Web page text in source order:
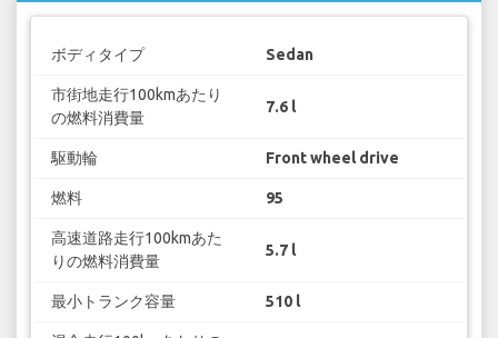
ボディタイプ Sedan
市街地走行100kmあたり
の燃料消費量
7.6 l
駆動輪 Front wheel drive
燃料 95
高速道路走行100kmあた
りの燃料消費量
5.7 l
最小トランク容量 510 l